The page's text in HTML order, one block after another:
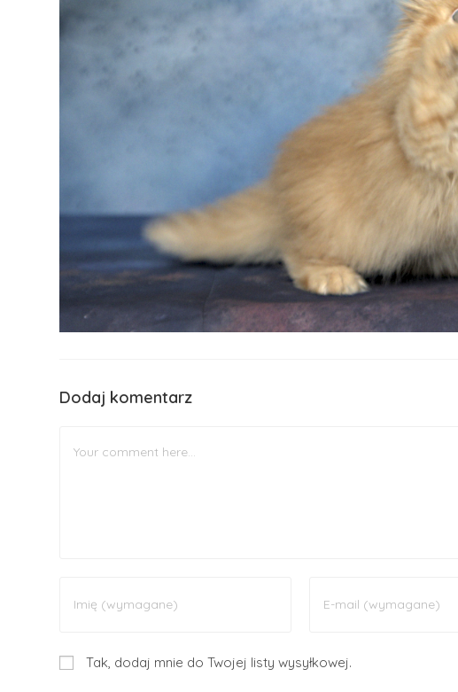
Dodaj komentarz
Tak, dodaj mnie do Twojej listy wysyłkowej.